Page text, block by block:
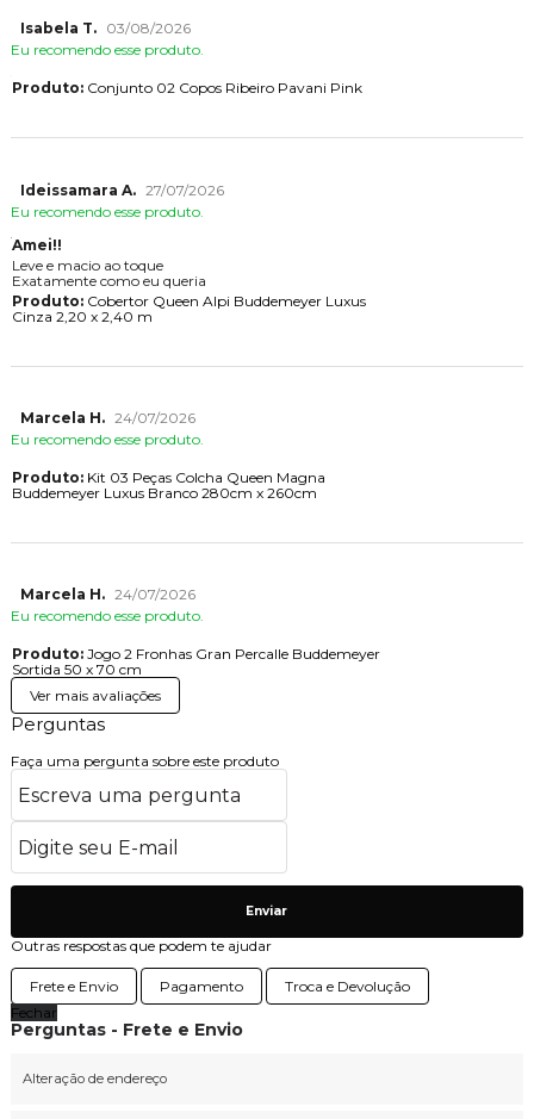
Isabela T.
03/08/2026
Eu recomendo esse produto.
Produto:Conjunto 02 Copos Ribeiro Pavani Pink
Ideissamara A. 27/07/2026
Eu recomendo esse produto.
Amei!!
Leve e macio ao toque
Exatamente como eu queria
Produto:Cobertor Queen Alpi Buddemeyer Luxus
Cinza 2,20 x 2,40 m
Marcela H. 24/07/2026
Eu recomendo esse produto.
Produto:Kit 03 Peças Colcha Queen Magna
Buddemeyer Luxus Branco 280cm x 260cm
Marcela H. 24/07/2026
Eu recomendo esse produto.
Produto:Jogo 2 Fronhas Gran Percalle Buddemeyer
Sortida 50 x 70 cm
Ver mais avaliações
Perguntas
Faça uma pergunta sobre este produto
Enviar
Outras respostas que podem te ajudar
Frete e Envio Pagamento
Troca e Devolução
Fechar
Perguntas - Frete e Envio
Alteração de endereço